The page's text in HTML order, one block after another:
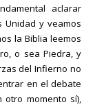
aclarar
Unidad y veamos
la Biblia leemos
o sea Piedra, y
del Infierno no
en el debate
momento sí),